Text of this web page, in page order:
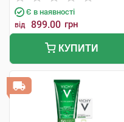
Є в наявності
від 899.00 грн
КУПИТИ